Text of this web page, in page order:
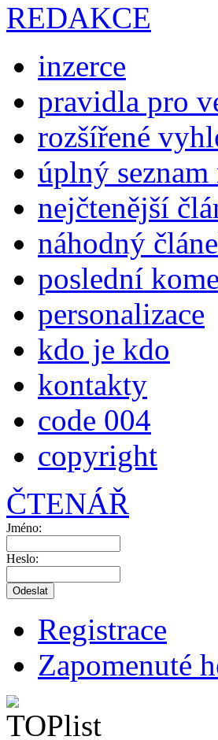
REDAKCE
inzerce
pravidla pro
rozšířené
úplný
nejčtenější
náhodný
poslední
personalizace
kdo je kdo
kontakty
code 004
copyright
ČTENÁŘ
Jméno:
Heslo:
Registrace
Zapomenuté